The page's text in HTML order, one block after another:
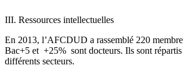
III. Ressources intellectuelles
En 2013, l’AFCDUD a rassemblé 220
Bac+5 et +25% sont docteurs. Ils sont répartis
différents secteurs.